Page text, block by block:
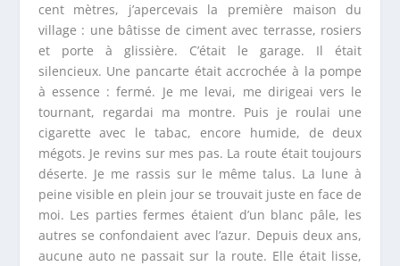
cent mètres, j’apercevais la première maison du
village : une bâtisse de ciment avec terrasse, rosiers
et porte à glissière. C’était le garage. Il était
silencieux. Une pancarte était accrochée à la pompe
à essence : fermé. Je me levai, me dirigeai vers le
tournant, regardai ma montre. Puis je roulai une
cigarette avec le tabac, encore humide, de deux
mégots. Je revins sur mes pas. La route était toujours
déserte. Je me rassis sur le même talus. La lune à
peine visible en plein jour se trouvait juste en face de
moi. Les parties fermes étaient d’un blanc pâle, les
autres se confondaient avec l’azur. Depuis deux ans,
aucune auto ne passait sur la route. Elle était lisse,